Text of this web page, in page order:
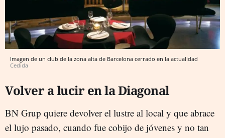
Imagen de un club de la zona alta de Barcelona cerrado en la actualidad
Cedida
Volver a lucir en la Diagonal
BN Grup quiere devolver el lustre al local y que abrace
el lujo pasado, cuando fue cobijo de jóvenes y no tan